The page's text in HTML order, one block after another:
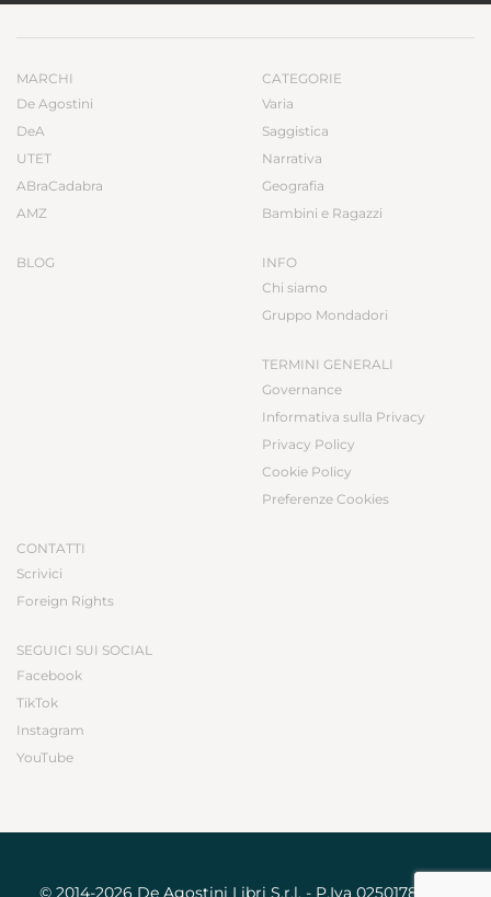
MARCHI
De Agostini
DeA
UTET
ABraCadabra
AMZ
BLOG
CATEGORIE
Varia
Saggistica
Narrativa
Geografia
Bambini e Ragazzi
INFO
Chi siamo
Gruppo Mondadori
TERMINI GENERALI
Governance
Informativa sulla Privacy
Privacy Policy
Cookie Policy
Preferenze Cookies
CONTATTI
Scrivici
Foreign Rights
SEGUICI SUI SOCIAL
Facebook
TikTok
Instagram
YouTube
© 2014-2026 De Agostini Libri S.r.l. - P.Iva 02501780031